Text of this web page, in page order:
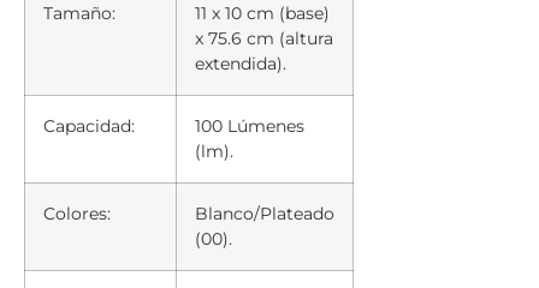
Tamaño:
11 x 10 cm (base)
x 75.6 cm (altura
extendida).
Capacidad:
100 Lúmenes
(lm).
Colores:
Blanco/Plateado
(00).